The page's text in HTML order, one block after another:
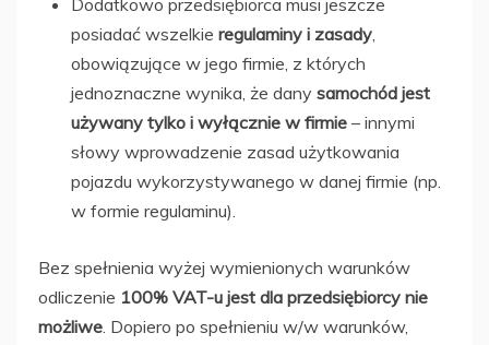
Dodatkowo przedsiębiorca musi jeszcze
posiadać wszelkie regulaminy i zasady,
obowiązujące w jego firmie, z których
jednoznaczne wynika, że dany samochód jest
używany tylko i wyłącznie w firmie – innymi
słowy wprowadzenie zasad użytkowania
pojazdu wykorzystywanego w danej firmie (np.
w formie regulaminu).
Bez spełnienia wyżej wymienionych warunków
odliczenie 100% VAT-u jest dla przedsiębiorcy nie
możliwe. Dopiero po spełnieniu w/w warunków,